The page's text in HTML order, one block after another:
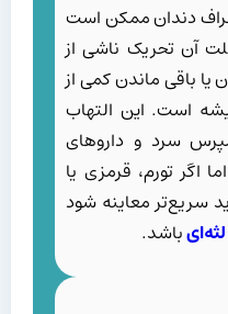
دندان ممکن است
آن تحریک ناشی از
یا باقی ماندن کمی از
است. این التهاب
سرد و داروهای
اگر تورم، قرمزی یا
سریع‌تر معاینه شود
باشد.